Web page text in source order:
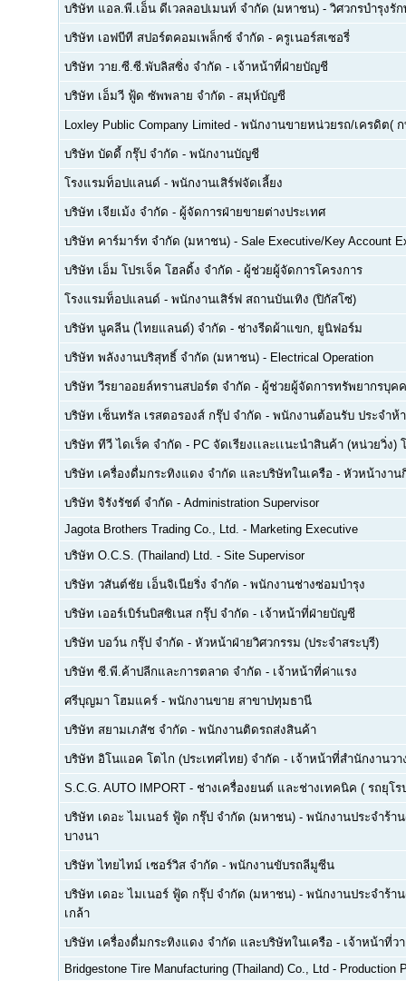
บริษัท แอล.พี.เอ็น ดีเวลลอปเมนท์ จำกัด (มหาชน) - วิศวกรบำรุงรั
บริษัท เอฟบีที สปอร์ตคอมเพล็กซ์ จำกัด - ครูเนอร์สเซอรี่
บริษัท วาย.ซี.ซี.พับลิสซิ่ง จำกัด - เจ้าหน้าที่ฝ่ายบัญชี
บริษัท เอ็มวี ฟู้ด ซัพพลาย จำกัด - สมุห์บัญชี
Loxley Public Company Limited - พนักงานขายหน่วยรถ/เครดิต(
บริษัท บัดดี้ กรุ๊ป จำกัด - พนักงานบัญชี
โรงแรมท็อปแลนด์ - พนักงานเสิร์ฟจัดเลี้ยง
บริษัท เจียเม้ง จำกัด - ผู้จัดการฝ่ายขายต่างประเทศ
บริษัท คาร์มาร์ท จำกัด (มหาชน) - Sale Executive/Key Account
บริษัท เอ็ม โปรเจ็ค โฮลดิ้ง จำกัด - ผู้ช่วยผู้จัดการโครงการ
โรงแรมท็อปแลนด์ - พนักงานเสิร์ฟ สถานบันเทิง (ปิกัสโซ่)
บริษัท นูคลีน (ไทยแลนด์) จำกัด - ช่างรีดผ้าแขก, ยูนิฟอร์ม
บริษัท พลังงานบริสุทธิ์ จำกัด (มหาชน) - Electrical Operation
บริษัท วีรยาออยล์ทรานสปอร์ต จำกัด - ผู้ช่วยผู้จัดการทรัพยากรบุค
บริษัท เซ็นทรัล เรสตอรองส์ กรุ๊ป จำกัด - พนักงานต้อนรับ ประจำห้
บริษัท ทีวี ไดเร็ค จำกัด - PC จัดเรียงเเละเเนะนำสินค้า (หน่วยวิ่ง
บริษัท เครื่องดื่มกระทิงแดง จำกัด และบริษัทในเครือ - หัวหน้างาน
บริษัท จิรังรัชต์ จำกัด - Administration Supervisor
Jagota Brothers Trading Co., Ltd. - Marketing Executive
บริษัท O.C.S. (Thailand) Ltd. - Site Supervisor
บริษัท วสันต์ชัย เอ็นจิเนียริ่ง จำกัด - พนักงานช่างซ่อมบำรุง
บริษัท เออร์เบิร์นบิสซิเนส กรุ๊ป จำกัด - เจ้าหน้าที่ฝ่ายบัญชี
บริษัท บอว์น กรุ๊ป จำกัด - หัวหน้าฝ่ายวิศวกรรม (ประจำสระบุรี)
บริษัท ซี.พี.ค้าปลีกและการตลาด จำกัด - เจ้าหน้าที่ค่าแรง
ศรีบุญมา โฮมแคร์ - พนักงานขาย สาขาปทุมธานี
บริษัท สยามเภสัช จำกัด - พนักงานติดรถส่งสินค้า
บริษัท อิโนแอค โตไก (ประเทศไทย) จำกัด - เจ้าหน้าที่สำนักงานวา
S.C.G. AUTO IMPORT - ช่างเครื่องยนต์ และช่างเทคนิค ( รถยุโ
บริษัท เดอะ ไมเนอร์ ฟู้ด กรุ๊ป จำกัด (มหาชน) - พนักงานประจำร้า
บางนา
บริษัท ไทยไทม์ เซอร์วิส จำกัด - พนักงานขับรถลีมูซีน
บริษัท เดอะ ไมเนอร์ ฟู้ด กรุ๊ป จำกัด (มหาชน) - พนักงานประจำร้า
เกล้า
บริษัท เครื่องดื่มกระทิงแดง จำกัด และบริษัทในเครือ - เจ้าหน้าที่ว
Bridgestone Tire Manufacturing (Thailand) Co., Ltd - Production